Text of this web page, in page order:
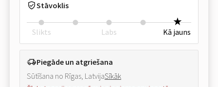
Stāvoklis
Slikts Labs Kā jauns
Piegāde un atgriešana
Sūtīšana no Rīgas, LatvijaSīkāk